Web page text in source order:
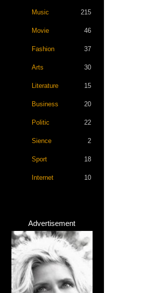
Music 215
Movie 46
Fashion 37
Arts 30
Literature 15
Business 20
Politic 22
Sience 2
Sport 18
Internet 10
Advertisement